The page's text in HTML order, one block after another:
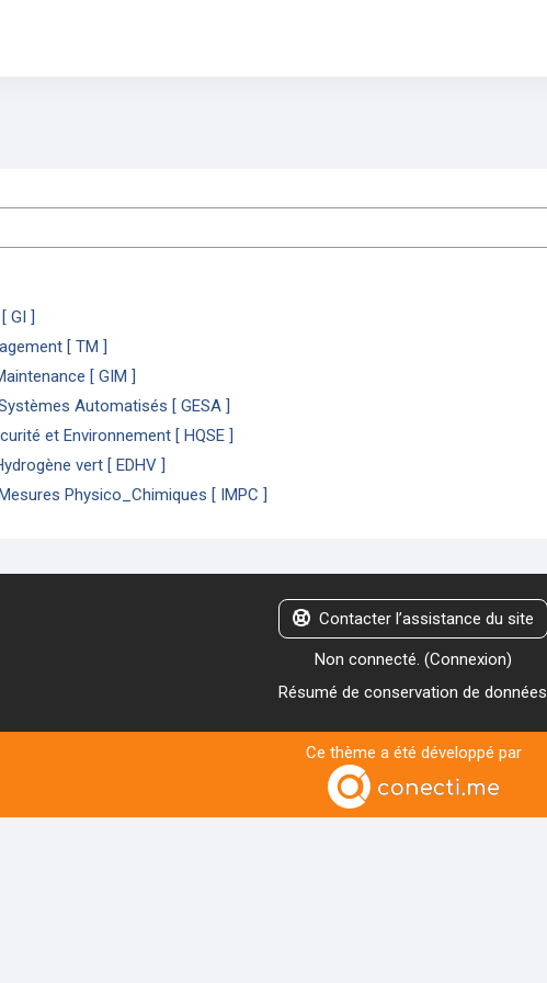
GI ]
[ TM ]
[ GIM ]
Automatisés [ GESA ]
et Environnement [ HQSE ]
vert [ EDHV ]
Physico_Chimiques [ IMPC ]
Contacter l’assistance du site
Non connecté. (Connexion)
Résumé de conservation de données
Ce thème a été développé par